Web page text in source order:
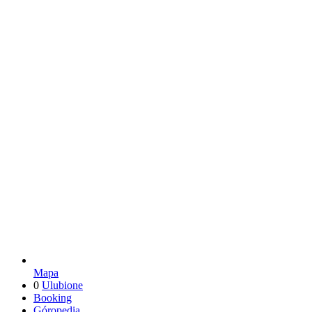
Mapa
0 Ulubione
Booking